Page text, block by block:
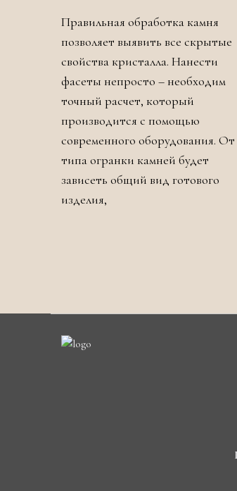
Правильная обработка камня
позволяет выявить все скрытые
свойства кристалла. Нанести
фасеты непросто – необходим
точный расчет, который
производится с помощью
современного оборудования. От
типа огранки камней будет
зависеть общий вид готового
изделия,